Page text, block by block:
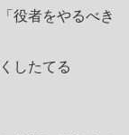
役者をやるべき
したてる